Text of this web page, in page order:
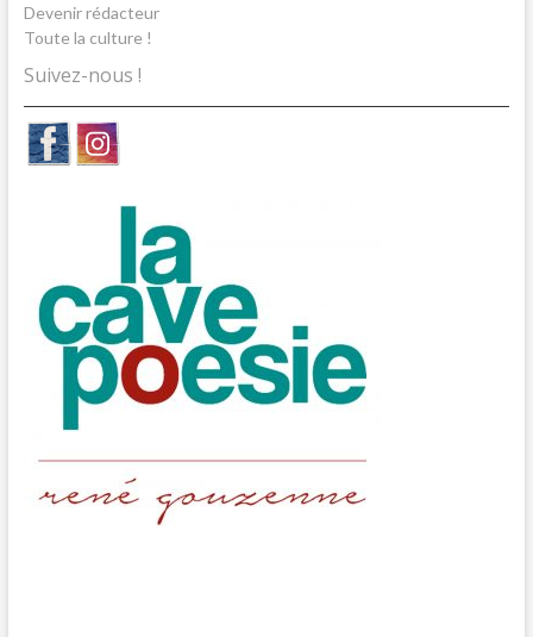
Devenir rédacteur
Toute la culture !
Suivez-nous !